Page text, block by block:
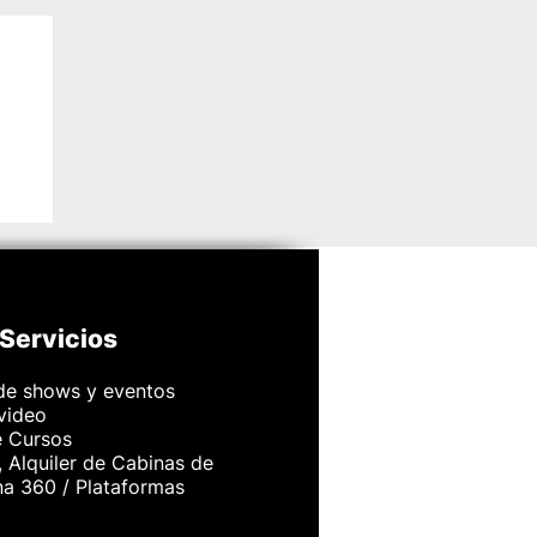
shows y eventos
Cursos
Alquiler de Cabinas de
360 / Plataformas